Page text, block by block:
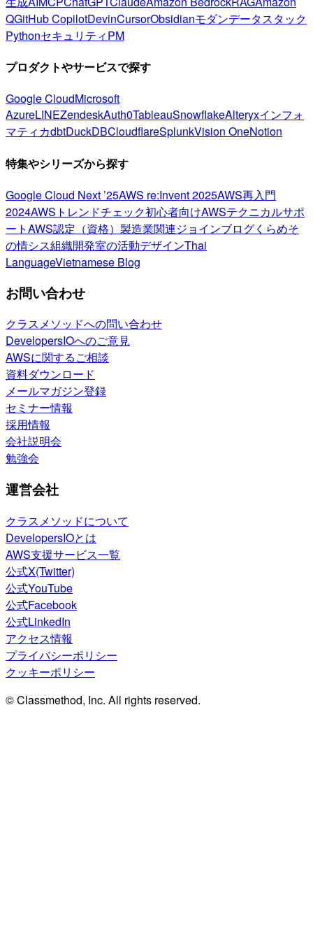
QGitHub CopilotDevinCursorObsidianモダンデータスタック
PythonセキュリティPM
プロダクトやサービスで探す
Google CloudMicrosoft
AzureLINEZendeskAuth0TableauSnowflakeAlteryxインフォ
マティカdbtDuckDBCloudflareSplunkVision OneNotion
特集やシリーズから探す
Google Cloud Next ’25AWS re:Invent 2025AWS再入門
2024AWSトレンドチェック初心者向けAWSテクニカルサポ
ートAWS認定（資格） 製造業関連ジョインブログくらめそ
の情シス組織開発室の活動デザインThai
LanguageVietnamese Blog
お問い合わせ
クラスメソッドへの問い合わせ
DevelopersIOへのご意見
AWSに関するご相談
資料ダウンロード
メールマガジン登録
セミナー情報
採用情報
会社説明会
勉強会
運営会社
クラスメソッドについて
DevelopersIOとは
AWS支援サービス一覧
公式X(Twitter)
公式YouTube
公式Facebook
公式LinkedIn
アクセス情報
プライバシーポリシー
クッキーポリシー
© Classmethod, Inc. All rights reserved.